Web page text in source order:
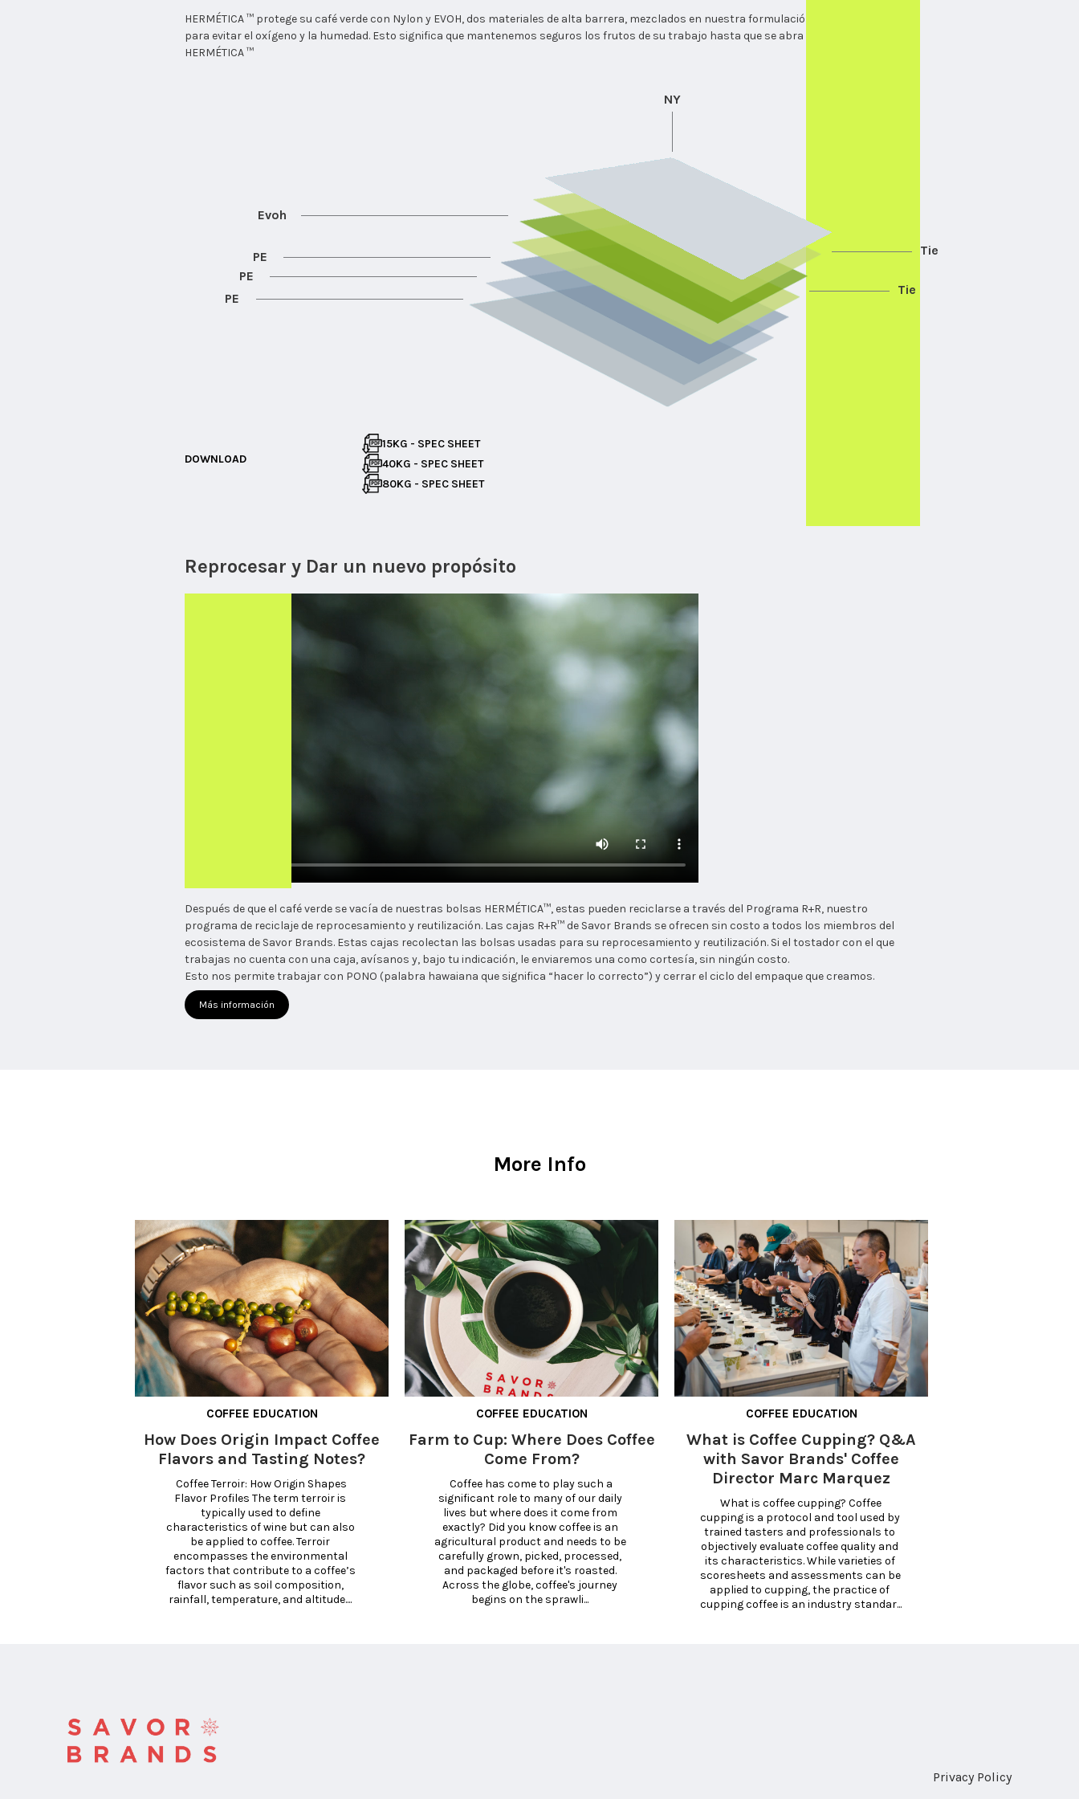
HERMÉTICA ™ protege su café verde con Nylon y EVOH, dos materiales de alta barrera, mezclados en nuestra formulación de película,
para evitar el oxígeno y la humedad. Esto significa que mantenemos seguros los frutos de su trabajo hasta que se abra nuevamente
HERMÉTICA ™
PE
PE
PE
Tie
Evoh
Tie
NY
DOWNLOAD
15KG - SPEC SHEET
40KG - SPEC SHEET
80KG - SPEC SHEET
Reprocesar y Dar un nuevo propósito
Después de que el café verde se vacía de nuestras bolsas HERMÉTICA™, estas pueden reciclarse a través del Programa R+R, nuestro
programa de reciclaje de reprocesamiento y reutilización. Las cajas R+R™ de Savor Brands se ofrecen sin costo a todos los miembros del
ecosistema de Savor Brands. Estas cajas recolectan las bolsas usadas para su reprocesamiento y reutilización. Si el tostador con el que
trabajas no cuenta con una caja, avísanos y, bajo tu indicación, le enviaremos una como cortesía, sin ningún costo.
Esto nos permite trabajar con PONO (palabra hawaiana que significa “hacer lo correcto”) y cerrar el ciclo del empaque que creamos.
Más información
More Info
COFFEE EDUCATION
How Does Origin Impact Coffee
Flavors and Tasting Notes?
Coffee Terroir: How Origin Shapes
Flavor Profiles The term terroir is
typically used to define
characteristics of wine but can also
be applied to coffee. Terroir
encompasses the environmental
factors that contribute to a coffee’s
flavor such as soil composition,
rainfall, temperature, and altitude....
COFFEE EDUCATION
Farm to Cup: Where Does Coffee
Come From?
Coffee has come to play such a
significant role to many of our daily
lives but where does it come from
exactly? Did you know coffee is an
agricultural product and needs to be
carefully grown, picked, processed,
and packaged before it's roasted.
Across the globe, coffee's journey
begins on the sprawli...
COFFEE EDUCATION
What is Coffee Cupping? Q&A
with Savor Brands' Coffee
Director Marc Marquez
What is coffee cupping? Coffee
cupping is a protocol and tool used by
trained tasters and professionals to
objectively evaluate coffee quality and
its characteristics. While varieties of
scoresheets and assessments can be
applied to cupping, the practice of
cupping coffee is an industry standar...
Privacy Policy